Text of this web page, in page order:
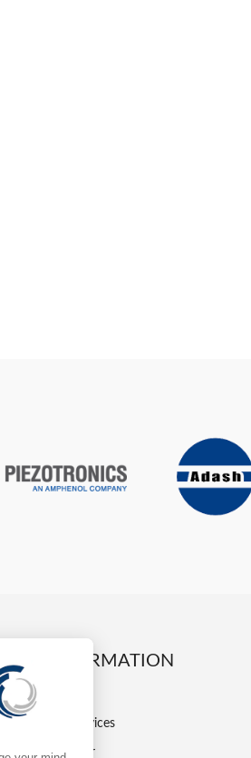
INFORMATION
Nos services
imprimer